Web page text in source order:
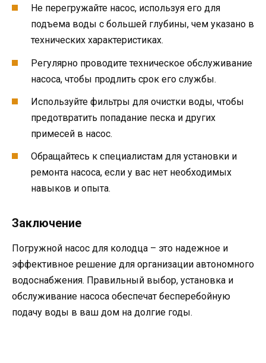
Не перегружайте насос, используя его для
подъема воды с большей глубины, чем указано в
технических характеристиках.
Регулярно проводите техническое обслуживание
насоса, чтобы продлить срок его службы.
Используйте фильтры для очистки воды, чтобы
предотвратить попадание песка и других
примесей в насос.
Обращайтесь к специалистам для установки и
ремонта насоса, если у вас нет необходимых
навыков и опыта.
Заключение
Погружной насос для колодца – это надежное и
эффективное решение для организации автономного
водоснабжения. Правильный выбор, установка и
обслуживание насоса обеспечат бесперебойную
подачу воды в ваш дом на долгие годы.